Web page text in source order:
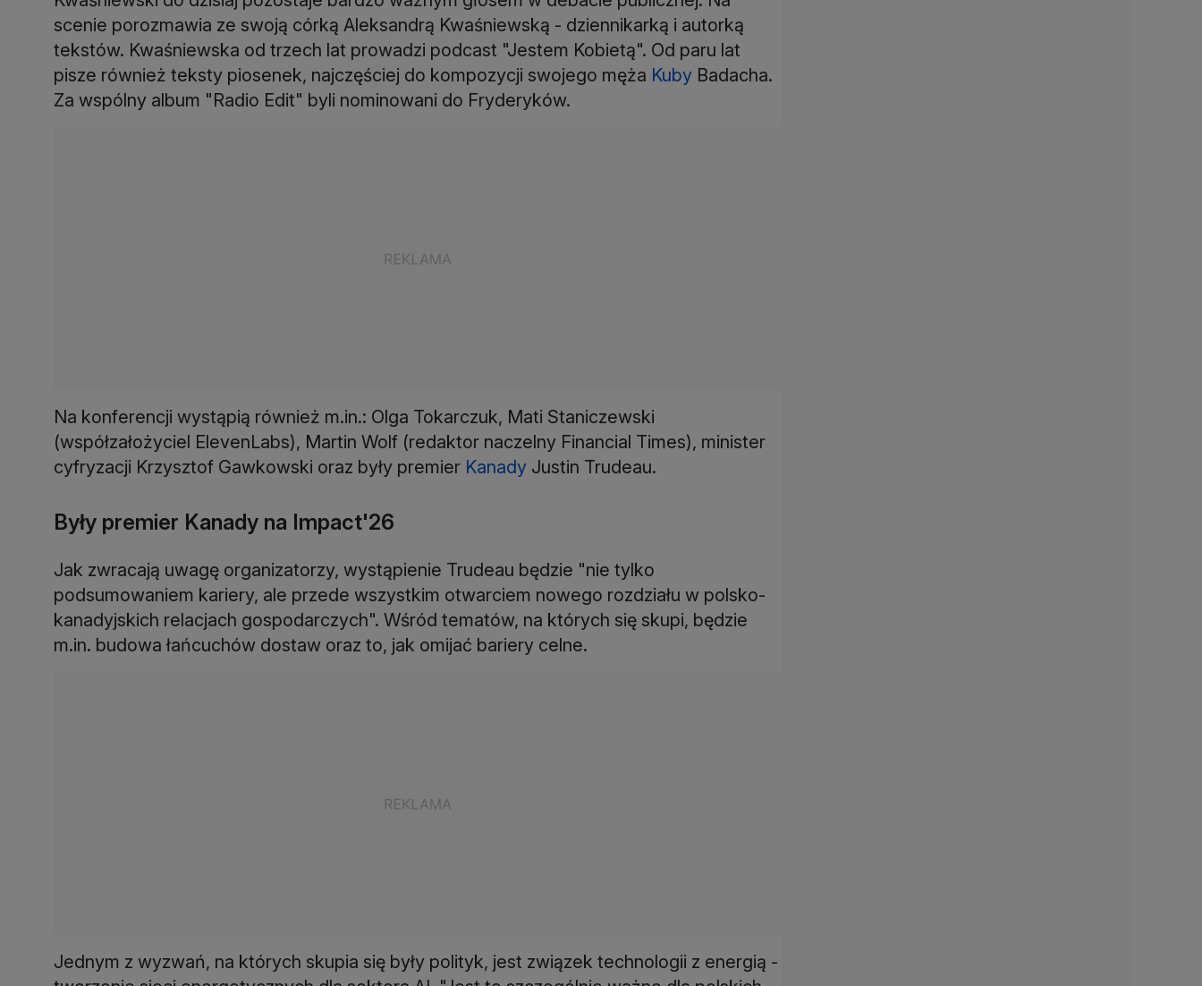
scenie porozmawia ze swoją córką Aleksandrą Kwaśniewską - dziennikarką i autorką
tekstów. Kwaśniewska od trzech lat prowadzi podcast "Jestem Kobietą". Od paru lat
pisze również teksty piosenek, najczęściej do kompozycji swojego męża Kuby Badacha.
Za wspólny album "Radio Edit" byli nominowani do Fryderyków.
Na konferencji wystąpią również m.in.: Olga Tokarczuk, Mati Staniczewski
(współzałożyciel ElevenLabs), Martin Wolf (redaktor naczelny Financial Times), minister
cyfryzacji Krzysztof Gawkowski oraz były premier Kanady Justin Trudeau.
Były premier Kanady na Impact'26
Jak zwracają uwagę organizatorzy, wystąpienie Trudeau będzie "nie tylko
podsumowaniem kariery, ale przede wszystkim otwarciem nowego rozdziału w polsko-
kanadyjskich relacjach gospodarczych". Wśród tematów, na których się skupi, będzie
m.in. budowa łańcuchów dostaw oraz to, jak omijać bariery celne.
Jednym z wyzwań, na których skupia się były polityk, jest związek technologii z energią -